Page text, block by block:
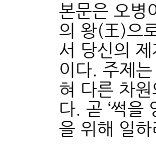
본문은 오병
의 왕(王)으
서 당신의
이다. 주제
혀 다른 차
다. 곧 ‘썩을
을 위해 일